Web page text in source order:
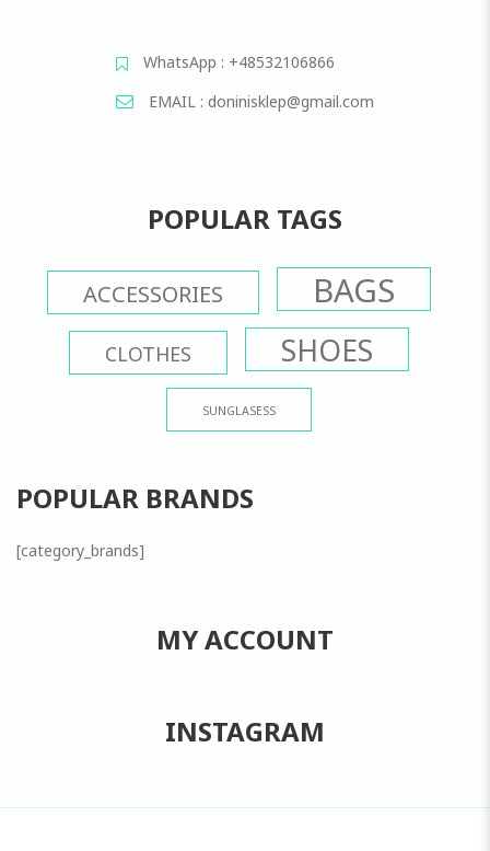
WhatsApp : +48532106866
EMAIL : doninisklep@gmail.com
POPULAR TAGS
ACCESSORIES BAGS
CLOTHES SHOES
SUNGLASESS
POPULAR BRANDS
[category_brands]
MY ACCOUNT
INSTAGRAM